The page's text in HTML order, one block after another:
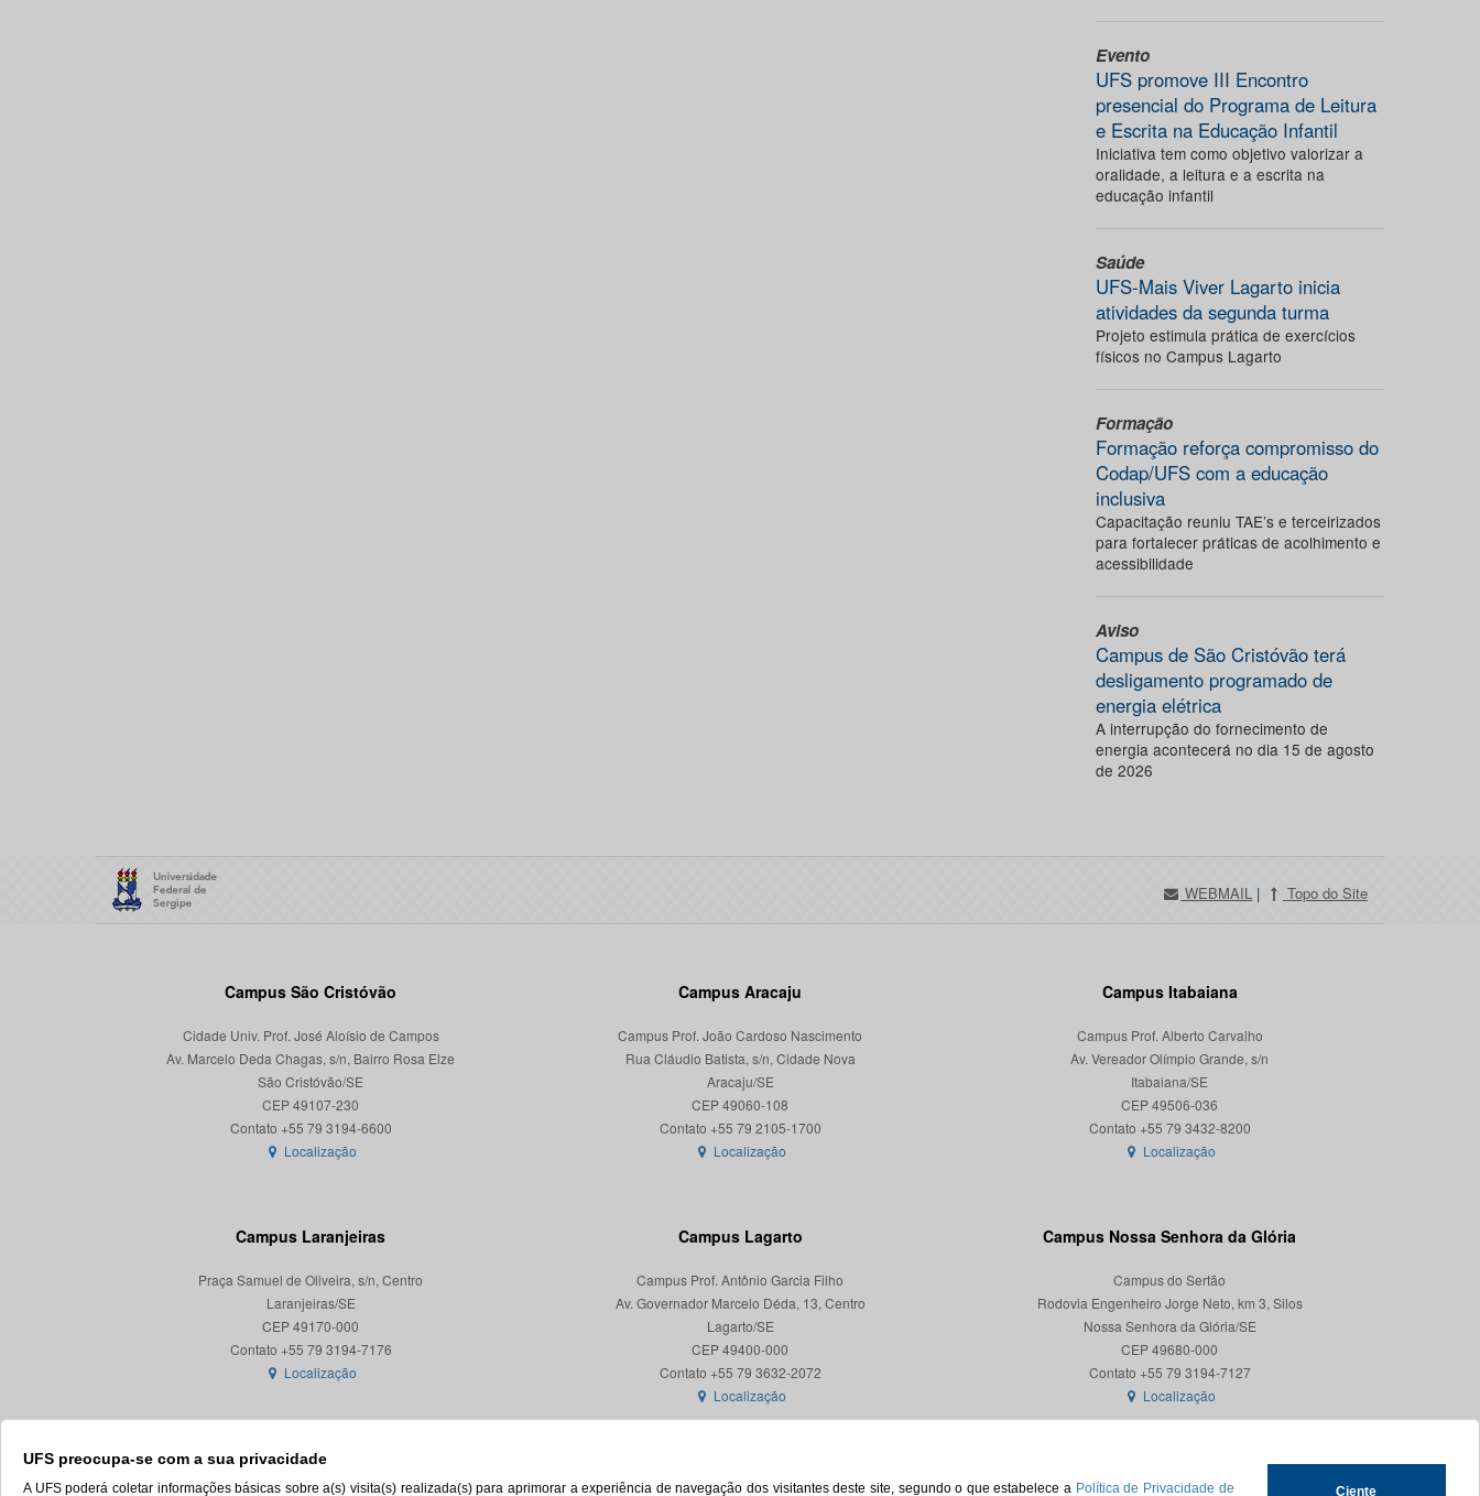
UFS preocupa-se com a sua privacidade
A UFS poderá coletar informações básicas sobre a(s) visita(s) realizada(s) para aprimorar a experiência de navegação dos visitantes deste site, segundo o que estabelece a Política de Privacidade de Ciente
Evento
UFS promove III Encontro
presencial do Programa de Leitura
e Escrita na Educação Infantil
Iniciativa tem como objetivo valorizar a
oralidade, a leitura e a escrita na
educação infantil
Saúde
UFS-Mais Viver Lagarto inicia
atividades da segunda turma
Projeto estimula prática de exercícios
físicos no Campus Lagarto
Formação
Formação reforça compromisso do
Codap/UFS com a educação
inclusiva
Capacitação reuniu TAE’s e terceirizados
para fortalecer práticas de acolhimento e
acessibilidade
Aviso
Campus de São Cristóvão terá
desligamento programado de
energia elétrica
A interrupção do fornecimento de
energia acontecerá no dia 15 de agosto
de 2026
WEBMAIL | Topo do Site
Campus São Cristóvão
Cidade Univ. Prof. José Aloísio de Campos
Av. Marcelo Deda Chagas, s/n, Bairro Rosa Elze
São Cristóvão/SE
CEP 49107-230
Localização
Campus Aracaju
Campus Prof. João Cardoso Nascimento
Rua Cláudio Batista, s/n, Cidade Nova
Aracaju/SE
CEP 49060-108
Localização
Campus Itabaiana
Campus Prof. Alberto Carvalho
Av. Vereador Olímpio Grande, s/n
Itabaiana/SE
CEP 49506-036
Localização
Campus Laranjeiras
Praça Samuel de Oliveira, s/n, Centro
Laranjeiras/SE
CEP 49170-000
Localização
Campus Lagarto
Campus Prof. Antônio Garcia Filho
Av. Governador Marcelo Déda, 13, Centro
Lagarto/SE
CEP 49400-000
Localização
Campus Nossa Senhora da Glória
Campus do Sertão
Rodovia Engenheiro Jorge Neto, km 3, Silos
Nossa Senhora da Glória/SE
CEP 49680-000
Contato +55 79 3194-7127
Localização